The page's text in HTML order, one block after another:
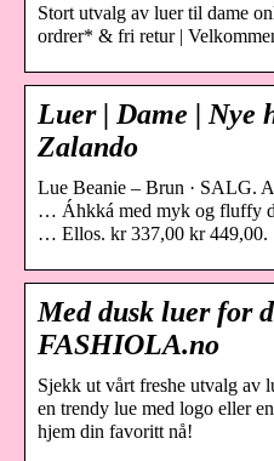
Stort utvalg av luer til dame
ordrer* & fri retur |
Luer | Dame | Nye
Zalando
Lue Beanie – Brun · SALG.
… Áhkká med myk og fluffy
… Ellos. kr 337,00 kr 449,00.
Med dusk luer for
FASHIOLA.no
Sjekk ut vårt freshe utvalg av
en trendy lue med logo eller
hjem din favoritt nå!